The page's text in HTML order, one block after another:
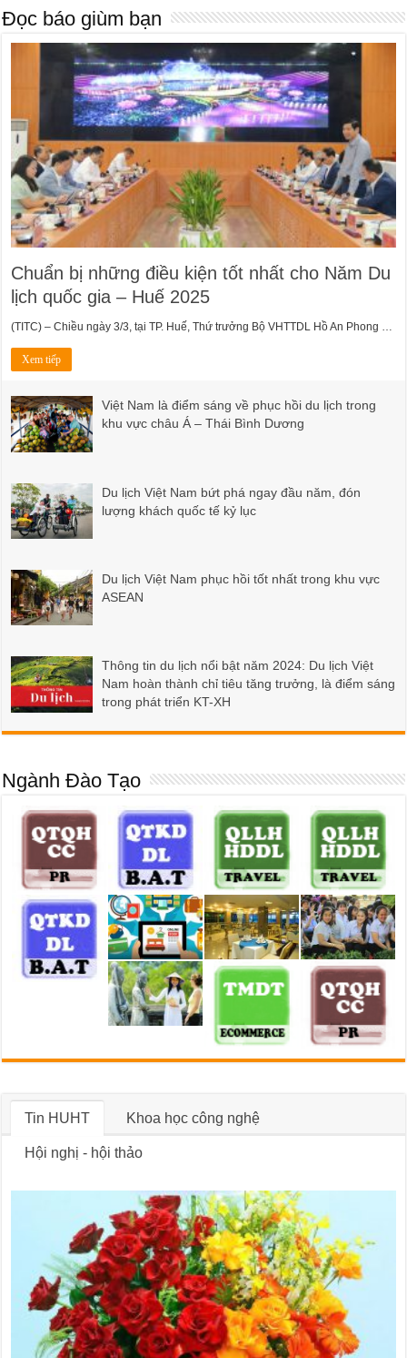
Đọc báo giùm bạn
Chuẩn bị những điều kiện tốt nhất cho Năm Du
lịch quốc gia – Huế 2025
(TITC) – Chiều ngày 3/3, tại TP. Huế, Thứ trưởng Bộ VHTTDL Hồ An Phong …
Xem tiếp
Việt Nam là điểm sáng về phục hồi du lịch trong
khu vực châu Á – Thái Bình Dương
Du lịch Việt Nam bứt phá ngay đầu năm, đón
lượng khách quốc tế kỷ lục
Du lịch Việt Nam phục hồi tốt nhất trong khu vực
ASEAN
Thông tin du lịch nổi bật năm 2024: Du lịch Việt
Nam hoàn thành chỉ tiêu tăng trưởng, là điểm sáng
trong phát triển KT-XH
Ngành Đào Tạo
Tin HUHT Khoa học công nghệ
Hội nghị - hội thảo